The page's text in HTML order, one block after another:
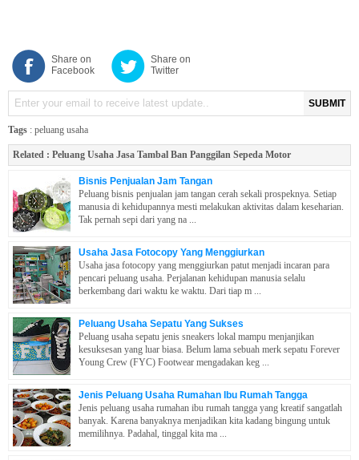
Share on
Facebook
Share on
Twitter
SUBMIT
Tags : peluang usaha
Related : Peluang Usaha Jasa Tambal Ban Panggilan Sepeda Motor
Bisnis Penjualan Jam Tangan
Peluang bisnis penjualan jam tangan cerah sekali prospeknya. Setiap
manusia di kehidupannya mesti melakukan aktivitas dalam keseharian.
Tak pernah sepi dari yang na ...
Usaha Jasa Fotocopy Yang Menggiurkan
Usaha jasa fotocopy yang menggiurkan patut menjadi incaran para
pencari peluang usaha. Perjalanan kehidupan manusia selalu
berkembang dari waktu ke waktu. Dari tiap m ...
Peluang Usaha Sepatu Yang Sukses
Peluang usaha sepatu jenis sneakers lokal mampu menjanjikan
kesuksesan yang luar biasa. Belum lama sebuah merk sepatu Forever
Young Crew (FYC) Footwear mengadakan keg ...
Jenis Peluang Usaha Rumahan Ibu Rumah Tangga
Jenis peluang usaha rumahan ibu rumah tangga yang kreatif sangatlah
banyak. Karena banyaknya menjadikan kita kadang bingung untuk
memilihnya. Padahal, tinggal kita ma ...